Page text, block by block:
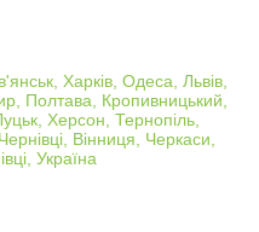
Харків, Одеса, Львів,
Полтава, Кропивницький,
Херсон, Тернопіль,
Вінниця, Черкаси,
Україна